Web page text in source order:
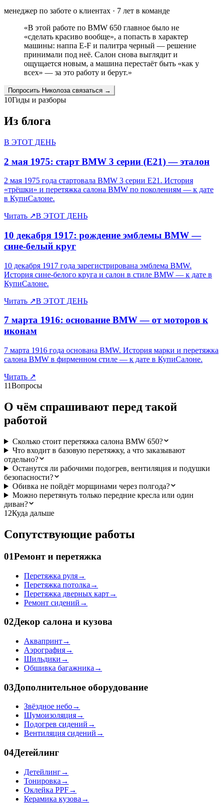
менеджер по заботе о клиентах · 7 лет в команде
«В этой работе по BMW 650 главное было не
«сделать красиво вообще», а попасть в характер
машины: наппа E-F и палитра черный — решение
принимали под неё. Салон снова выглядит и
ощущается новым, а машина перестаёт быть «как у
всех» — за это работу и берут.»
Попросить Николозасвязаться →
10Гиды и разборы
Из блога
В ЭТОТ ДЕНЬ
2 мая 1975: старт BMW 3 серии (E21) — эталон
2 мая 1975 года стартовала BMW 3 серии E21. История
«трёшки» и перетяжка салона BMW по поколениям — к дате
в КупиСалоне.
Читать ↗В ЭТОТ ДЕНЬ
10 декабря 1917: рождение эмблемы BMW —
сине-белый круг
10 декабря 1917 года зарегистрирована эмблема BMW.
История сине-белого круга и салон в стиле BMW — к дате в
КупиСалоне.
Читать ↗В ЭТОТ ДЕНЬ
7 марта 1916: основание BMW — от моторов к
иконам
7 марта 1916 года основана BMW. История марки и перетяжка
салона BMW в фирменном стиле — к дате в КупиСалоне.
Читать ↗
11Вопросы
О чём спрашивают перед такой
работой
Сколько стоит перетяжка салона BMW 650?
Что входит в базовую перетяжку, а что заказывают
отдельно?
Останутся ли рабочими подогрев, вентиляция и подушки
безопасности?
Обивка не пойдёт морщинами через полгода?
Можно перетянуть только передние кресла или один
диван?
12Куда дальше
Сопутствующие работы
01Ремонт и перетяжка
Перетяжка руля→
Перетяжка потолка →
Перетяжка дверных карт→
Ремонт сидений →
02Декор салона и кузова
Аквапринт→
Аэрография→
Шильдики →
Обшивка багажника →
03Дополнительное оборудование
Звёздное небо→
Шумоизоляция→
Подогрев сидений →
Вентиляция сидений →
04Детейлинг
Детейлинг→
Тонировка →
Оклейка PPF→
Керамика кузова →